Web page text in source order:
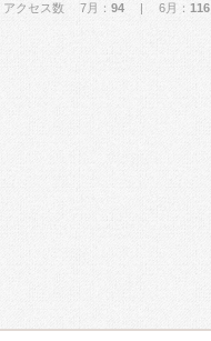
アクセス数 7月： 94 | 6月： 116